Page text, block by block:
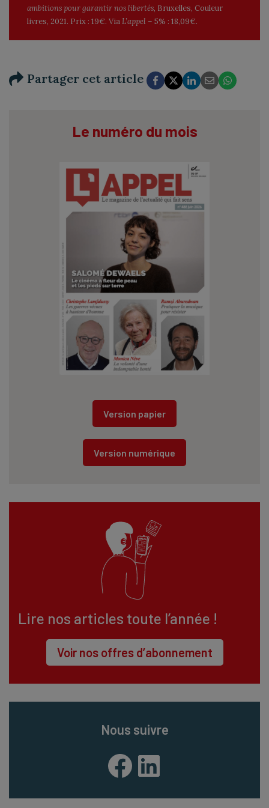
ambitions pour garantir nos libertés, Bruxelles, Couleur
livres, 2021. Prix : 19€. ViaL’appel – 5% : 18,09€.
Partager cet article
Le numéro du mois
Version papier
Version numérique
Lire nos articles toute l’année !
Voir nos offres d’abonnement
Nous suivre
Facebook LinkedIn